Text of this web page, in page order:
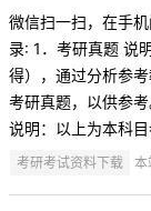
微信扫一扫，在手
录: 1．考研真题 说
得），通过分析参
考研真题，以供参
说明：以上为本科
考研考试资料下载 本